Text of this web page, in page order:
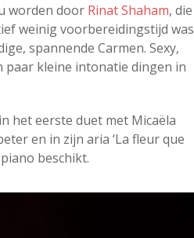
worden door Rinat Shaham, die
weinig voorbereidingstijd was
spannende Carmen. Sexy,
paar kleine intonatie dingen in
het eerste duet met Micaëla
en in zijn aria ‘La fleur que
beschikt.